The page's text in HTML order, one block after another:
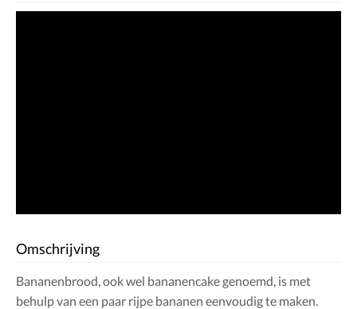
Omschrijving
Bananenbrood, ook wel bananencake genoemd, is met
behulp van een paar rijpe bananen eenvoudig te maken.